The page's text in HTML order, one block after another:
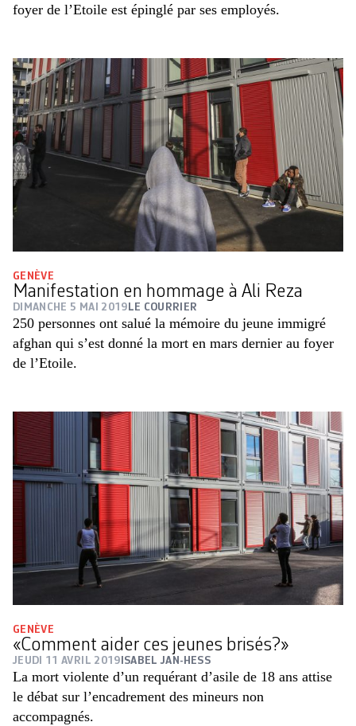
foyer de l’Etoile est épinglé par ses employés.
GENÈVE
Manifestation en hommage à Ali Reza
DIMANCHE 5 MAI 2019 LE COURRIER
250 personnes ont salué la mémoire du jeune immigré
afghan qui s’est donné la mort en mars dernier au foyer
de l’Etoile.
GENÈVE
«Comment aider ces jeunes brisés?»
JEUDI 11 AVRIL 2019 ISABEL JAN-HESS
La mort violente d’un requérant d’asile de 18 ans attise
le débat sur l’encadrement des mineurs non
accompagnés.